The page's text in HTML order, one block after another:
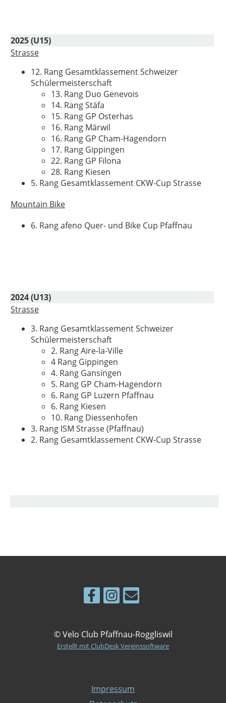
2025 (U15)
Strasse
12. Rang Gesamtklassement Schweizer
Schülermeisterschaft
13. Rang Duo Genevois
14. Rang Stäfa
15. Rang GP Osterhas
16. Rang Märwil
16. Rang GP Cham-Hagendorn
17. Rang Gippingen
22. Rang GP Filona
28. Rang Kiesen
5. Rang Gesamtklassement CKW-Cup Strasse
Mountain Bike
6. Rang afeno Quer- und Bike Cup Pfaffnau
2024 (U13)
Strasse
3. Rang Gesamtklassement Schweizer
Schülermeisterschaft
2. Rang Aire-la-Ville
4 Rang Gippingen
4. Rang Gansingen
5. Rang GP Cham-Hagendorn
6. Rang GP Luzern Pfaffnau
6. Rang Kiesen
10. Rang Diessenhofen
3. Rang ISM Strasse (Pfaffnau)
2. Rang Gesamtklassement CKW-Cup Strasse
© Velo Club Pfaffnau-Roggliswil
Erstellt mit ClubDesk Vereinssoftware
Impressum